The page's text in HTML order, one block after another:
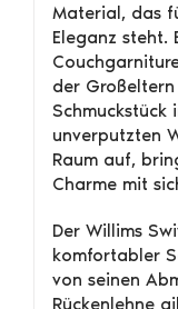
Material, das
Eleganz steht.
der
Schmuckstück
unverputzten
Raum auf,
Charme mit
Der Willims
komfortabler
von seinen
Rückenlehne